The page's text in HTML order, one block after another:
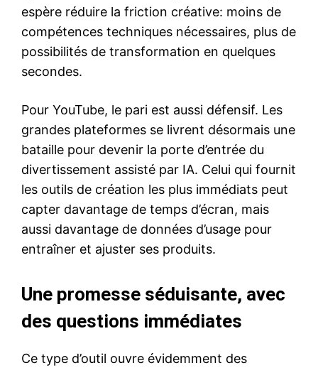
espère réduire la friction créative: moins de
compétences techniques nécessaires, plus de
possibilités de transformation en quelques
secondes.
Pour YouTube, le pari est aussi défensif. Les
grandes plateformes se livrent désormais une
bataille pour devenir la porte d’entrée du
divertissement assisté par IA. Celui qui fournit
les outils de création les plus immédiats peut
capter davantage de temps d’écran, mais
aussi davantage de données d’usage pour
entraîner et ajuster ses produits.
Une promesse séduisante, avec
des questions immédiates
Ce type d’outil ouvre évidemment des